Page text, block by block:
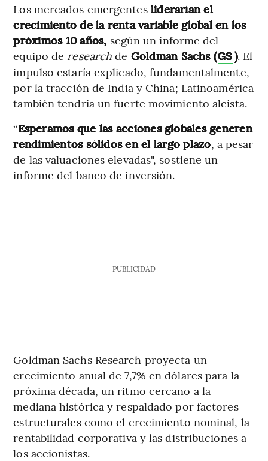
Los mercados emergentes liderarían el
crecimiento de la renta variable global en los
próximos 10 años, según un informe del
equipo de researchde Goldman Sachs (GS). El
impulso estaría explicado, fundamentalmente,
por la tracción de India y China; Latinoamérica
también tendría un fuerte movimiento alcista.
“Esperamos que las acciones globales generen
rendimientos sólidos en el largo plazo, a pesar
de las valuaciones elevadas", sostiene un
informe del banco de inversión.
PUBLICIDAD
Goldman Sachs Research proyecta un
crecimiento anual de 7,7% en dólares para la
próxima década, un ritmo cercano a la
mediana histórica y respaldado por factores
estructurales como el crecimiento nominal, la
rentabilidad corporativa y las distribuciones a
los accionistas.